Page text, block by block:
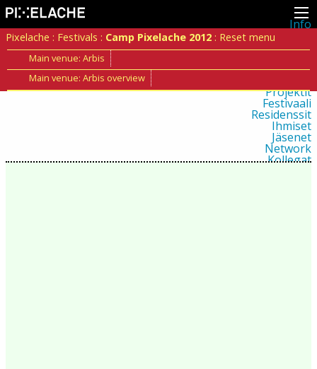
Info
Pikseliähkystä
Viimeisimmät uutiset
Toiminta
Projektit
Festivaali
Residenssit
Ihmiset
Jäsenet
Network
Kollegat
Pixelache : Festivals : Camp Pixelache 2012 : Reset menu
Main venue: Arbis
Main venue: Arbis overview